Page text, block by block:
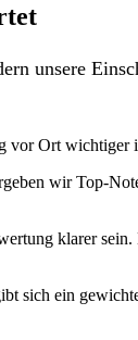
unsere
Ort wichtiger
wir Top-
klarer
sich ein